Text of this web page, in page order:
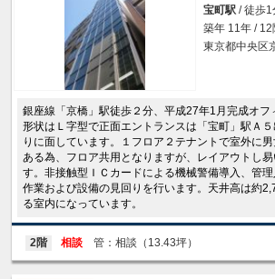
宝町駅 / 徒歩1
築年 11年 / 12
東京都中央区
銀座線「京橋」駅徒歩２分、平成27年1月完成オフ
形状はＬ字型で正面エントランスは「宝町」駅Ａ
りに面しています。１フロア２テナントで室外に
ある為、フロア共用となりますが、レイアウトし
す。非接触型ＩＣカードによる機械警備導入、管
作業および設備の見回りを行います。天井高は約
る室内になっています。
2階 相談 管：相談（13.43坪）